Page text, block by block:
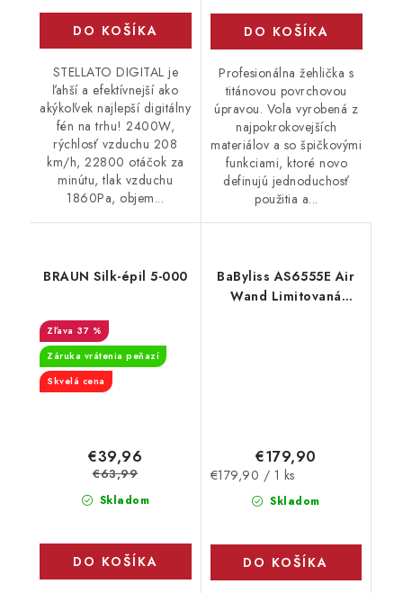
DO KOŠÍKA
STELLATO DIGITAL je
ľahší a efektívnejší ako
akýkoľvek najlepší digitálny
fén na trhu! 2400W,
rýchlosť vzduchu 208
km/h, 22800 otáčok za
minútu, tlak vzduchu
1860Pa, objem...
DO KOŠÍKA
Profesionálna žehlička s
titánovou povrchovou
úpravou. Vola vyrobená z
najpokrokovejších
materiálov a so špičkovými
funkciami, ktoré novo
definujú jednoduchosť
použitia a...
BRAUN Silk-épil 5-000
37 %
Záruka vrátenia peňazí
Skvelá cena
Skladom
€39,96
€63,99
DO KOŠÍKA
BaByliss AS6555E Air
Wand Limitovaná
Skladom
€179,90
Jednotková
€179,90 / 1 ks
DO KOŠÍKA